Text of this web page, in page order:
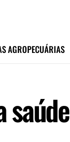
AGROPECUÁRIAS
saúde